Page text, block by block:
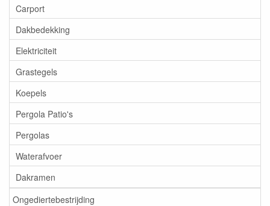
Carport
Dakbedekking
Elektriciteit
Grastegels
Koepels
Pergola Patio's
Pergolas
Waterafvoer
Dakramen
Ongediertebestrijding